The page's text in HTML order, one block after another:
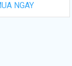
NGAY